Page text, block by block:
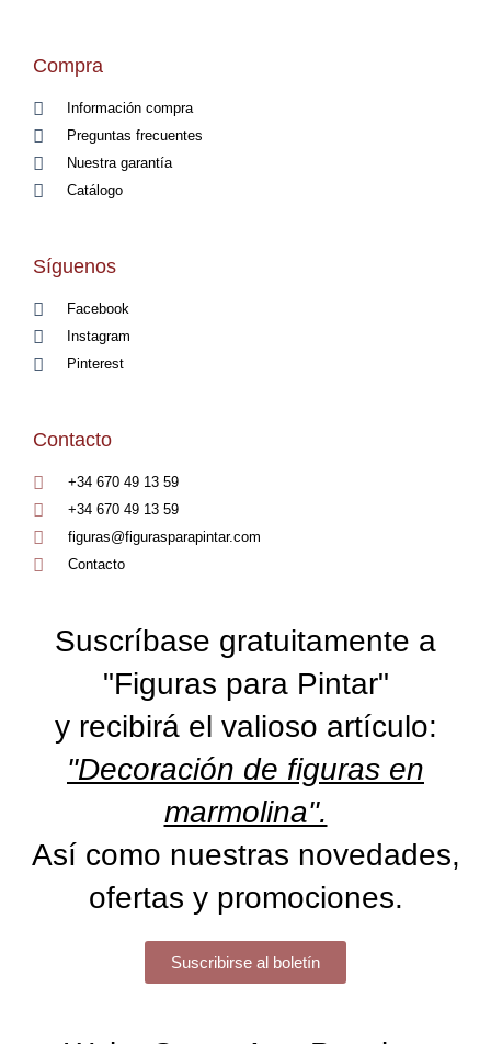
Compra
Información compra
Preguntas frecuentes
Nuestra garantía
Catálogo
Síguenos
Facebook
Instagram
Pinterest
Contacto
+34 670 49 13 59
+34 670 49 13 59
figuras@figurasparapintar.com
Contacto
Suscríbase gratuitamente a
"Figuras para Pintar"
y recibirá el valioso artículo:
"Decoración de figuras en
marmolina".
Así como nuestras novedades,
ofertas y promociones.
Suscribirse al boletín